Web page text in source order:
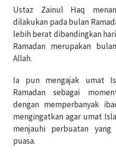
Ustaz Zainul Haq
dilakukan pada bulan
lebih berat dibandingkan
Ramadan merupakan
Allah.
Ia pun mengajak umat
Ramadan sebagai
dengan memperbanyak
mengingatkan agar umat
menjauhi perbuatan
puasa.